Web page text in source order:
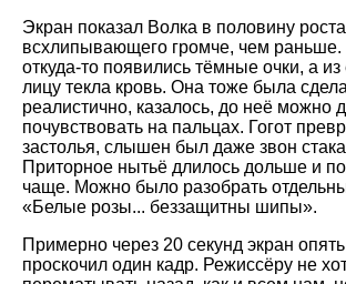
Экран показал Волка в половину
всхлипывающего громче, чем
откуда-то появились тёмные очки, а из
лицу текла кровь. Она тоже была
реалистично, казалось, до неё можно
почувствовать на пальцах. Гогот
застолья, слышен был даже звон
Приторное нытьё длилось дольше и
чаще. Можно было разобрать
Белые розы... беззащитны шипы
.
Примерно через 20 секунд экран
проскочил один кадр. Режиссёру не